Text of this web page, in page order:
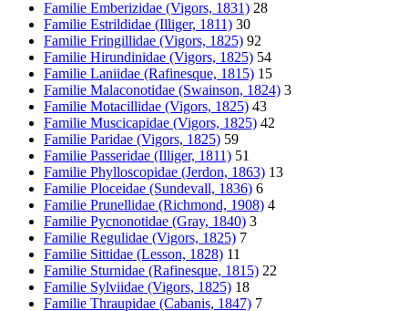
Familie Emberizidae (Vigors, 1831) 28
Familie Estrildidae (Illiger, 1811) 30
Familie Fringillidae (Vigors, 1825) 92
Familie Hirundinidae (Vigors, 1825) 54
Familie Laniidae (Rafinesque, 1815) 15
Familie Malaconotidae (Swainson, 1824) 3
Familie Motacillidae (Vigors, 1825) 43
Familie Muscicapidae (Vigors, 1825) 42
Familie Paridae (Vigors, 1825) 59
Familie Passeridae (Illiger, 1811) 51
Familie Phylloscopidae (Jerdon, 1863) 13
Familie Ploceidae (Sundevall, 1836) 6
Familie Prunellidae (Richmond, 1908) 4
Familie Pycnonotidae (Gray, 1840) 3
Familie Regulidae (Vigors, 1825) 7
Familie Sittidae (Lesson, 1828) 11
Familie Sturnidae (Rafinesque, 1815) 22
Familie Sylviidae (Vigors, 1825) 18
Familie Thraupidae (Cabanis, 1847) 7